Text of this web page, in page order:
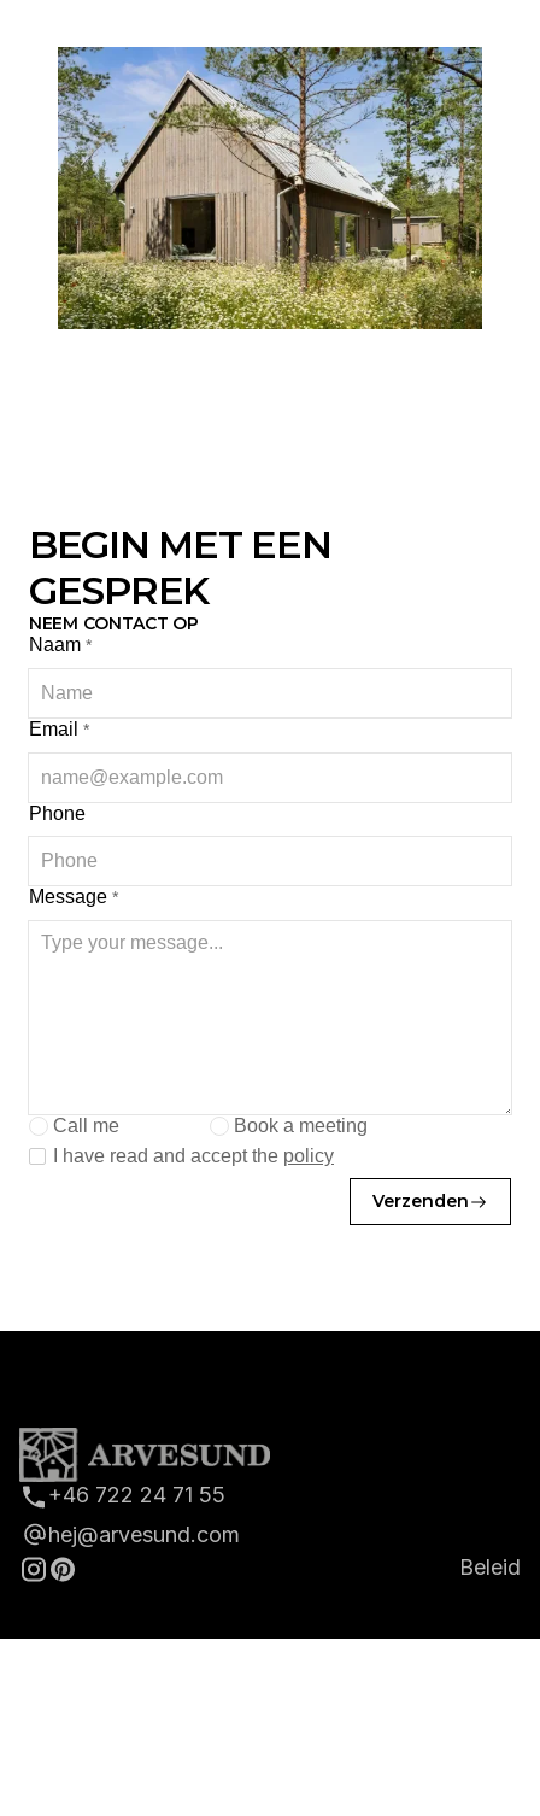
BEGIN MET EEN
GESPREK
NEEM CONTACT OP
Naam *
Email *
Phone
Message *
Call me
Book a meeting
I have read and accept the policy
Verzenden
+46 722 24 71 55
hej@arvesund.com
Beleid